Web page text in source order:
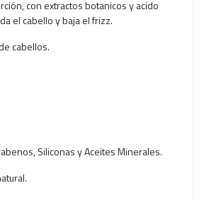
con extractos botanicos y acido
el cabello y baja el frizz.
cabellos.
Siliconas y Aceites Minerales.